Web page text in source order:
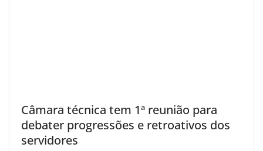
Câmara técnica tem 1ª reunião para
debater progressões e retroativos dos
servidores